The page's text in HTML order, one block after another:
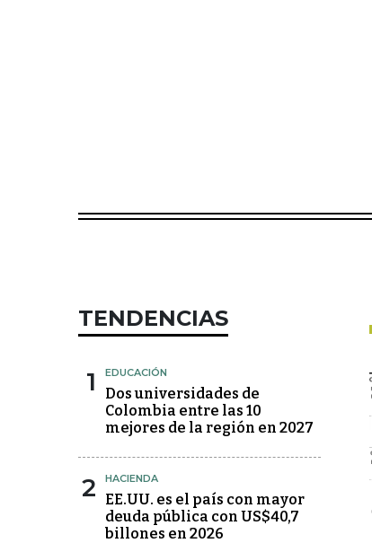
TENDENCIAS
1 EDUCACIÓN
Dos universidades de
Colombia entre las 10
mejores de la región en 2027
2 HACIENDA
EE.UU. es el país con mayor
deuda pública con US$40,7
billones en 2026